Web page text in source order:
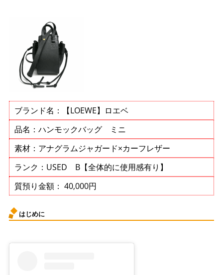
ブランド名：【LOEWE】ロエベ
品名：ハンモックバッグ ミニ
素材：アナグラムジャガード×カーフレザー
ランク：USED B【全体的に使用感有り】
質預り金額： 40,000円
はじめに